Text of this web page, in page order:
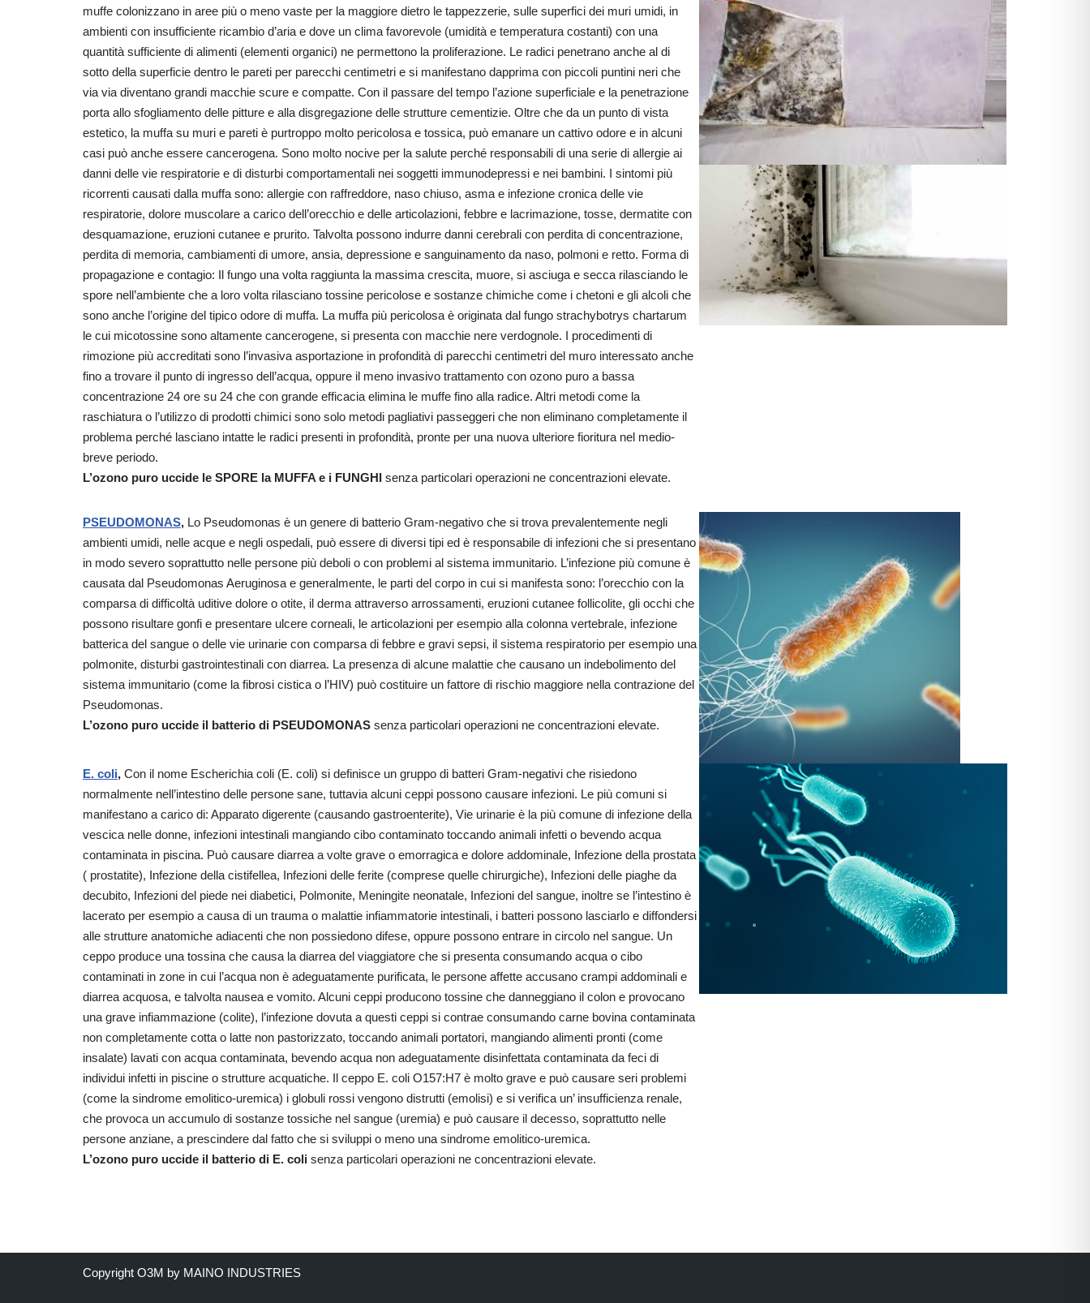
muffe colonizzano in aree più o meno vaste per la maggiore dietro le tappezzerie, sulle superfici dei muri umidi, in
ambienti con insufficiente ricambio d’aria e dove un clima favorevole (umidità e temperatura costanti) con una
quantità sufficiente di alimenti (elementi organici) ne permettono la proliferazione. Le radici penetrano anche al di
sotto della superficie dentro le pareti per parecchi centimetri e si manifestano dapprima con piccoli puntini neri che
via via diventano grandi macchie scure e compatte. Con il passare del tempo l’azione superficiale e la penetrazione
porta allo sfogliamento delle pitture e alla disgregazione delle strutture cementizie. Oltre che da un punto di vista
estetico, la muffa su muri e pareti è purtroppo molto pericolosa e tossica, può emanare un cattivo odore e in alcuni
casi può anche essere cancerogena. Sono molto nocive per la salute perché responsabili di una serie di allergie ai
danni delle vie respiratorie e di disturbi comportamentali nei soggetti immunodepressi e nei bambini. I sintomi più
ricorrenti causati dalla muffa sono: allergie con raffreddore, naso chiuso, asma e infezione cronica delle vie
respiratorie, dolore muscolare a carico dell’orecchio e delle articolazioni, febbre e lacrimazione, tosse, dermatite con
desquamazione, eruzioni cutanee e prurito. Talvolta possono indurre danni cerebrali con perdita di concentrazione,
perdita di memoria, cambiamenti di umore, ansia, depressione e sanguinamento da naso, polmoni e retto. Forma di
propagazione e contagio: Il fungo una volta raggiunta la massima crescita, muore, si asciuga e secca rilasciando le
spore nell’ambiente che a loro volta rilasciano tossine pericolose e sostanze chimiche come i chetoni e gli alcoli che
sono anche l’origine del tipico odore di muffa. La muffa più pericolosa è originata dal fungo strachybotrys chartarum
le cui micotossine sono altamente cancerogene, si presenta con macchie nere verdognole. I procedimenti di
rimozione più accreditati sono l’invasiva asportazione in profondità di parecchi centimetri del muro interessato anche
fino a trovare il punto di ingresso dell’acqua, oppure il meno invasivo trattamento con ozono puro a bassa
concentrazione 24 ore su 24 che con grande efficacia elimina le muffe fino alla radice. Altri metodi come la
raschiatura o l’utilizzo di prodotti chimici sono solo metodi pagliativi passeggeri che non eliminano completamente il
problema perché lasciano intatte le radici presenti in profondità, pronte per una nuova ulteriore fioritura nel medio-
breve periodo.
L’ozono puro uccide le SPORE la MUFFA e i FUNGHI senza particolari operazioni ne concentrazioni elevate.
PSEUDOMONAS, Lo Pseudomonas è un genere di batterio Gram-negativo che si trova prevalentemente negli
ambienti umidi, nelle acque e negli ospedali, può essere di diversi tipi ed è responsabile di infezioni che si presentano
in modo severo soprattutto nelle persone più deboli o con problemi al sistema immunitario. L’infezione più comune è
causata dal Pseudomonas Aeruginosa e generalmente, le parti del corpo in cui si manifesta sono: l’orecchio con la
comparsa di difficoltà uditive dolore o otite, il derma attraverso arrossamenti, eruzioni cutanee follicolite, gli occhi che
possono risultare gonfi e presentare ulcere corneali, le articolazioni per esempio alla colonna vertebrale, infezione
batterica del sangue o delle vie urinarie con comparsa di febbre e gravi sepsi, il sistema respiratorio per esempio una
polmonite, disturbi gastrointestinali con diarrea. La presenza di alcune malattie che causano un indebolimento del
sistema immunitario (come la fibrosi cistica o l’HIV) può costituire un fattore di rischio maggiore nella contrazione del
Pseudomonas.
L’ozono puro uccide il batterio di PSEUDOMONAS senza particolari operazioni ne concentrazioni elevate.
E. coli, Con il nome Escherichia coli (E. coli) si definisce un gruppo di batteri Gram-negativi che risiedono
normalmente nell’intestino delle persone sane, tuttavia alcuni ceppi possono causare infezioni. Le più comuni si
manifestano a carico di: Apparato digerente (causando gastroenterite), Vie urinarie è la più comune di infezione della
vescica nelle donne, infezioni intestinali mangiando cibo contaminato toccando animali infetti o bevendo acqua
contaminata in piscina. Può causare diarrea a volte grave o emorragica e dolore addominale, Infezione della prostata
( prostatite), Infezione della cistifellea, Infezioni delle ferite (comprese quelle chirurgiche), Infezioni delle piaghe da
decubito, Infezioni del piede nei diabetici, Polmonite, Meningite neonatale, Infezioni del sangue, inoltre se l’intestino è
lacerato per esempio a causa di un trauma o malattie infiammatorie intestinali, i batteri possono lasciarlo e diffondersi
alle strutture anatomiche adiacenti che non possiedono difese, oppure possono entrare in circolo nel sangue. Un
ceppo produce una tossina che causa la diarrea del viaggiatore che si presenta consumando acqua o cibo
contaminati in zone in cui l’acqua non è adeguatamente purificata, le persone affette accusano crampi addominali e
diarrea acquosa, e talvolta nausea e vomito. Alcuni ceppi producono tossine che danneggiano il colon e provocano
una grave infiammazione (colite), l’infezione dovuta a questi ceppi si contrae consumando carne bovina contaminata
non completamente cotta o latte non pastorizzato, toccando animali portatori, mangiando alimenti pronti (come
insalate) lavati con acqua contaminata, bevendo acqua non adeguatamente disinfettata contaminata da feci di
individui infetti in piscine o strutture acquatiche. Il ceppo E. coli O157:H7 è molto grave e può causare seri problemi
(come la sindrome emolitico-uremica) i globuli rossi vengono distrutti (emolisi) e si verifica un’ insufficienza renale,
che provoca un accumulo di sostanze tossiche nel sangue (uremia) e può causare il decesso, soprattutto nelle
persone anziane, a prescindere dal fatto che si sviluppi o meno una sindrome emolitico-uremica.
L’ozono puro uccide il batterio di E. coli senza particolari operazioni ne concentrazioni elevate.
Copyright O3M by MAINO INDUSTRIES